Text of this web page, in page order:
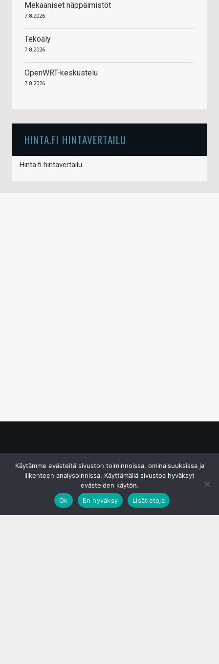
Mekaaniset näppäimistöt
7.8.2026
Tekoäly
7.8.2026
OpenWRT-keskustelu
7.8.2026
HINTA.FI HINTAVERTAILU
Hinta.fi hintavertailu
Käytämme evästeitä sivuston toiminnoissa, ominaisuuksissa ja
liikenteen analysoinnissa. Käyttämällä sivustoa hyväksyt
evästeiden käytön.
Ok
En hyväksy Lisätietoja